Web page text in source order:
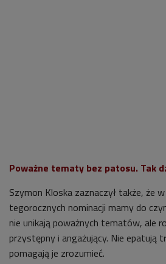
Poważne tematy bez patosu. Tak
Szymon Kloska zaznaczył także, że
tegorocznych nominacji mamy do
nie unikają poważnych tematów, ale
przystępny i angażujący. Nie epatują
pomagają je zrozumieć.